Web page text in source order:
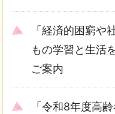
「経済的困窮や
もの学習と生活
ご案内
「令和8年度高